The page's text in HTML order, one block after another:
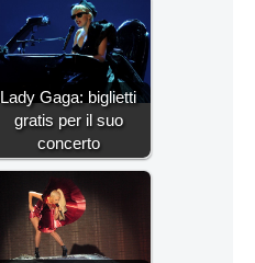
Lady Gaga: biglietti
gratis per il suo
concerto